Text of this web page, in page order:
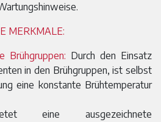
MERKMALE:
Brühgruppen: Durch den Einsatz
in den Brühgruppen, ist selbst
eine konstante Brühtemperatur
eine ausgezeichnete